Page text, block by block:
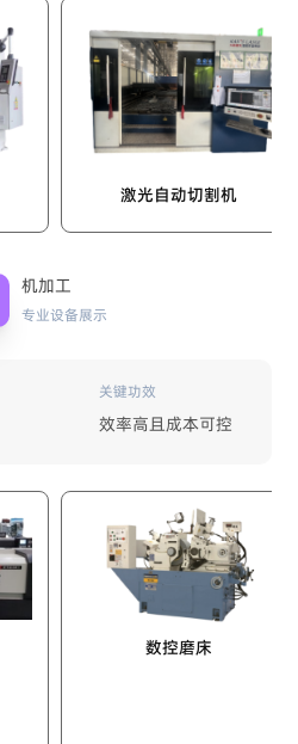
激光自动切割机
机加工
专业设备展示
关键功效
效率高且成本可控